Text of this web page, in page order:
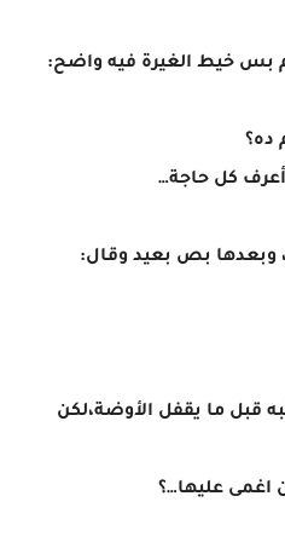
بس خيط الغيرة فيه واضح:
ده؟
كل حاجة…
بص بعيد وقال:
قبل ما يقفل الأوضة،لكن
اغمى عليها…؟